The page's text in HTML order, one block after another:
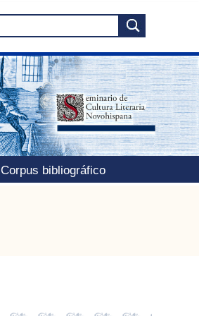
Corpus bibliográfico